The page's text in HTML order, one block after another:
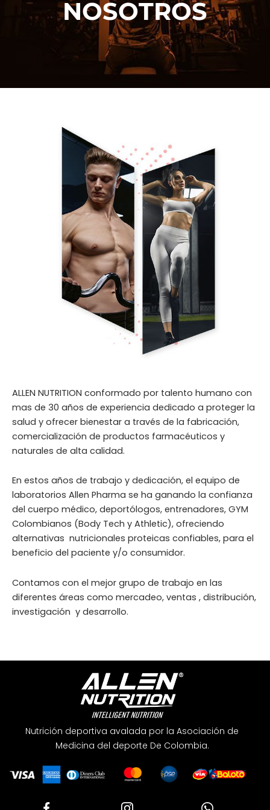
NOSOTROS
ALLEN NUTRITION conformado por talento humano con
mas de 30 años de experiencia dedicado a proteger la
salud y ofrecer bienestar a través de la fabricación,
comercialización de productos farmacéuticos y
naturales de alta calidad.
En estos años de trabajo y dedicación, el equipo de
laboratorios Allen Pharma se ha ganando la confianza
del cuerpo médico, deportólogos, entrenadores, GYM
Colombianos (Body Tech y Athletic), ofreciendo
alternativas nutricionales proteicas confiables, para el
beneficio del paciente y/o consumidor.
Contamos con el mejor grupo de trabajo en las
diferentes áreas como mercadeo, ventas , distribución,
investigación y desarrollo.
Nutrición deportiva avalada por la Asociación de
Medicina del deporte De Colombia.